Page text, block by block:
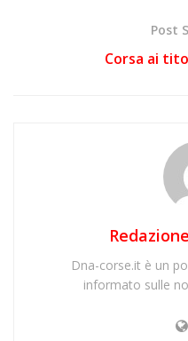
Post
Corsa ai
Dna-corse.it è un
informato sulle